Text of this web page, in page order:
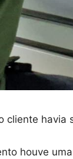
cliente
houve